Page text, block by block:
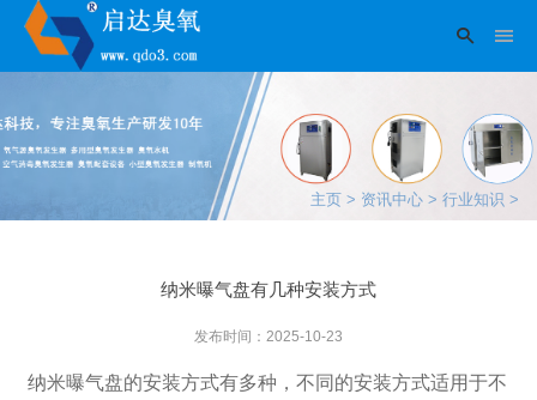
主页 > 资讯中心 > 行业知识 >
纳米曝气盘有几种安装方式
发布时间：2025-10-23
纳米曝气盘的安装方式有多种，不同的安装方式适用于不